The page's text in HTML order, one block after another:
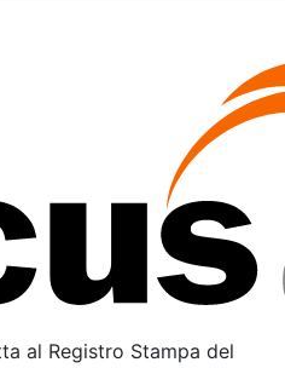
al Registro Stampa del